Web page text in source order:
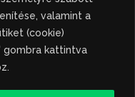
valamint a
(cookie)
gombra kattintva
amely szellemi
törvények védik. A
és polgári jogi
A hírportálon